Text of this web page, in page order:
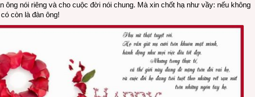
cảm
ông nói riêng và cho cuộc đời nói chung. Mà xin chốt hạ như vầy: nếu không
còn là đàn ông!